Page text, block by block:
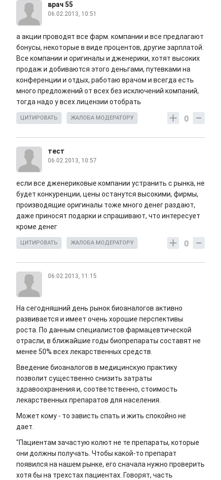
врач 55
06.02.2013, 10:51
а акции проводят все фарм. компании и все предлагают
бонусы, некоторые в виде процентов, другие зарплатой.
Все компании и оригиналы и дженерики, хотят высоких
продаж и добиваются этого деньгами, путевками на
конференции и отдых, работаю врачом и всегда есть
много предложений от всех без исключений компаний,
тогда надо у всех лицензии отобрать
0
ЦИТИРОВАТЬ ЖАЛОБА МОДЕРАТОРУ
тест
06.02.2013, 10:57
если все дженериковые компании устранить с рынка, не
будет конкуренции, цены останутся высокими, фирмы,
производящие оригиналы тоже много денег раздают,
даже приносят подарки и спрашивают, что интересует
кроме денег
0
ЦИТИРОВАТЬ ЖАЛОБА МОДЕРАТОРУ
06.02.2013, 11:15
На сегодняшний день рынок биоаналогов активно
развивается и имеет очень хорошие перспективы
роста. По данным специалистов фармацевтической
отрасли, в ближайшие годы биопрепараты составят не
менее 50% всех лекарственных средств.
Введение биоаналогов в медицинскую практику
позволит существенно снизить затраты
здравоохранения и, соответственно, стоимость
лекарственных препаратов для населения.
Может кому - то зависть спать и жить спокойно не
дает.
"Пациентам зачастую колют не те препараты, которые
они должны получать. Чтобы какой-то препарат
появился на нашем рынке, его сначала нужно проверить
хотя бы на трехстах пациентах. Говорят, часть